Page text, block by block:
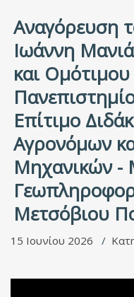
Αναγόρευση
Ιωάννη
και
Επίτιμο
Αγρονόμων
Μηχανικών -
Μετσόβιου
15 Ιουνίου 2026